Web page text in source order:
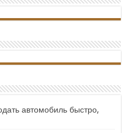
автомобиль быстро,